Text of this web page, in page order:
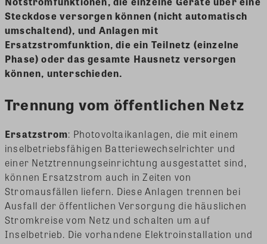
Steckdose versorgen können (nicht automatisch
umschaltend), und Anlagen mit
Ersatzstromfunktion, die ein Teilnetz (einzelne
Phase) oder das gesamte Hausnetz versorgen
können, unterschieden.
Trennung vom öffentlichen Netz
Ersatzstrom: Photovoltaikanlagen, die mit einem
inselbetriebsfähigen Batteriewechselrichter und
einer Netztrennungseinrichtung ausgestattet sind,
können Ersatzstrom auch in Zeiten von
Stromausfällen liefern. Diese Anlagen trennen bei
Ausfall der öffentlichen Versorgung die häuslichen
Stromkreise vom Netz und schalten um auf
Inselbetrieb. Die vorhandene Elektroinstallation und